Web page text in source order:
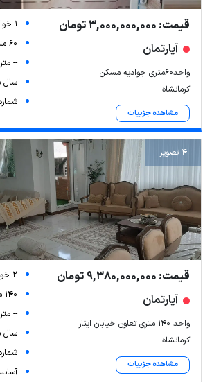
قیمت: 3,000,000,000 تومان
آپارتمان
واحد60متری جوادیه مسکن
کرمانشاه
مشاهده جزییات
1 خواب
60 متر زیربنا
--
سال
4 تصویر
قیمت: 9,380,000,000 تومان
آپارتمان
واحد ۱۴۰ متری تعاون خیابان ایثار
کرمانشاه
مشاهده جزییات
2 خواب
140 متر زیربنا
--
سال